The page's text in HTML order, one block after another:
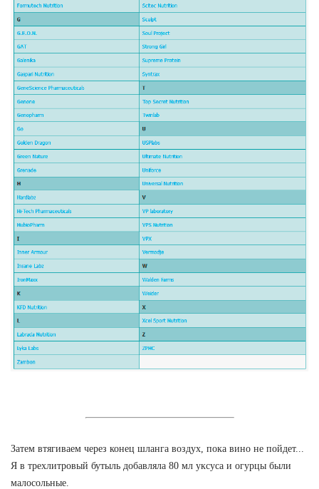
Затем втягиваем через конец шланга воздух, пока вино не пойдет...
Я в трехлитровый бутыль добавляла 80 мл уксуса и огурцы были
малосольные.